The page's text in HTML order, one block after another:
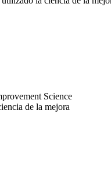
de la mejora